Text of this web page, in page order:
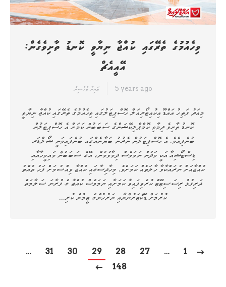
ވިހެއުމުގެ ތެރޭގައި ކުއްޖާ ނިޔާވީ ކޮނޑު ތާށިވެގެން:
އޭއީއެޗް
ޒައިނާ މުހުސިން 5 years ago
މިއަދު ފަތިހު އައްޑޫ އިކުއިޓޯރިއަލް ހޮސްޕިޓަލުގައި ވިހެއުމުގެ ތެރޭގައި ކުއްޖާ ނިޔާވީ
ކޮނޑު ތާށިވެ ދިމާވި ކޮމްޕްލިކޭޝަންގެ ސަބަބުން ކަމަށް އެ ހޮސްޕިޓަލުން
ބުނެފިއެވެ. އެ ހޮސްޕިޓަލުން ނެރުނު ބަޔާނެއްގަިއ ބުނެފައިވަނީ ޝޯލްޑަރ
ޑިސްޓޯޝިއާ އަކީ މަދުން ނަމަވެސް ދިމާވުމުން، އޭގެ ސަބަބުން މައިމީހާއާއި
ކުއްޖާއަށް ނުރައްކާވާ ހާލަތެއް ކަމަށެވެ. މިހާދިސާގައި ކުއްޖާ ވިއްސުމަށް ފަހު ތުއްތު
ދަރިފުޅު ރިސަސިޓޭޓް ކުރެވިފައިވާ ކަމަށާއި ނަމަވެސް ކުއްޖާ ގެ ފުރާނަ ސަލާމަތް
ކުރުމަށް ޑޮކްޓަރުންނާއި ނަރުހުންގެ ޓީމުން ކުރި…
1
…
27
28
29
30
31
…
148